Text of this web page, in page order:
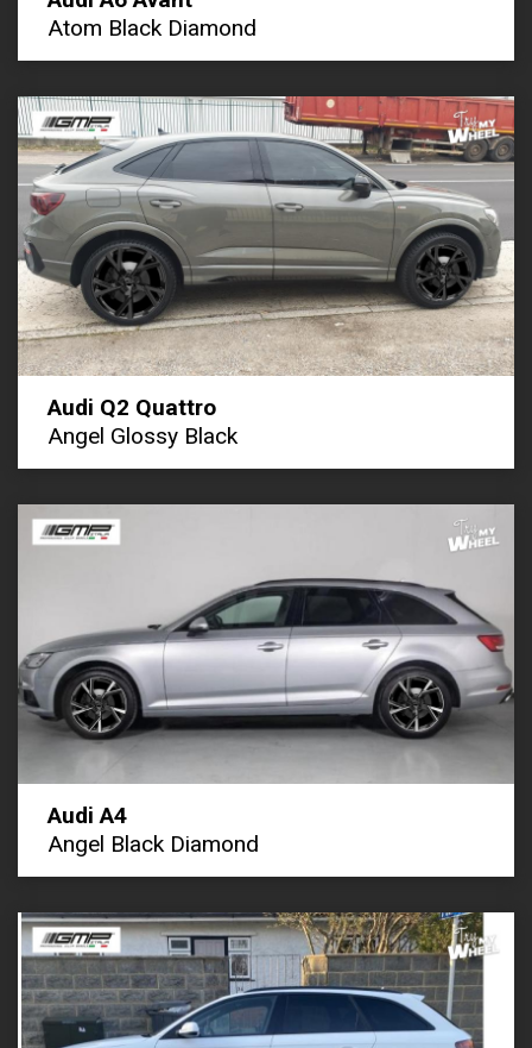
Atom Black Diamond
Audi Q2 Quattro
Angel Glossy Black
Audi A4
Angel Black Diamond